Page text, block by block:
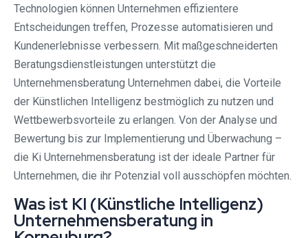
Technologien können Unternehmen effizientere
Entscheidungen treffen, Prozesse automatisieren und
Kundenerlebnisse verbessern. Mit maßgeschneiderten
Beratungsdienstleistungen unterstützt die
Unternehmensberatung Unternehmen dabei, die Vorteile
der Künstlichen Intelligenz bestmöglich zu nutzen und
Wettbewerbsvorteile zu erlangen. Von der Analyse und
Bewertung bis zur Implementierung und Überwachung –
die Ki Unternehmensberatung ist der ideale Partner für
Unternehmen, die ihr Potenzial voll ausschöpfen möchten.
Was ist KI (Künstliche Intelligenz)
Unternehmensberatung in